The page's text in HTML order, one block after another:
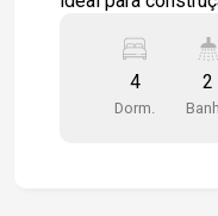
Sala de jantar; -
para até 4 veículos. Localização: -A 12 minutos
do Centro de
4
Dorm.
2